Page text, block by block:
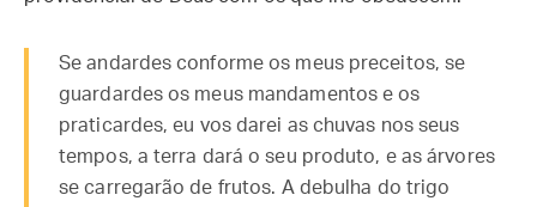
Se andardes conforme os meus preceitos, se
guardardes os meus mandamentos e os
praticardes, eu vos darei as chuvas nos seus
tempos, a terra dará o seu produto, e as árvores
se carregarão de frutos. A debulha do trigo